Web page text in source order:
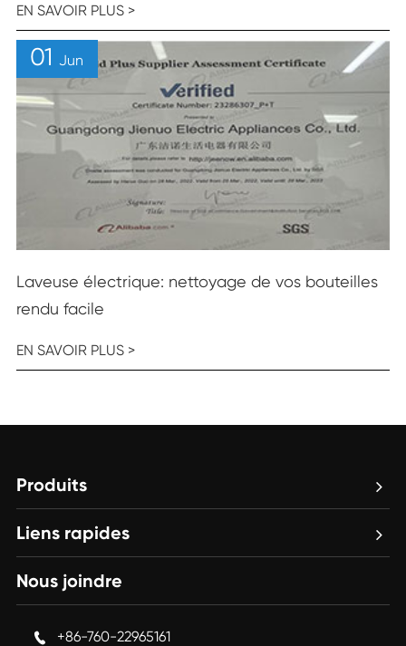
EN SAVOIR PLUS >
01Jun
Laveuse électrique: nettoyage de vos bouteilles
rendu facile
EN SAVOIR PLUS >
Produits
Liens rapides
Nous joindre

+86-760-22965161